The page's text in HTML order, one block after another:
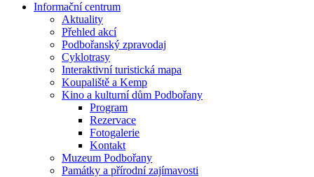
Informační centrum
Aktuality
Přehled akcí
Podbořanský zpravodaj
Cyklotrasy
Interaktivní turistická mapa
Koupaliště a Kemp
Kino a kulturní dům Podbořany
Program
Rezervace
Fotogalerie
Kontakt
Muzeum Podbořany
Památky a přírodní zajímavosti